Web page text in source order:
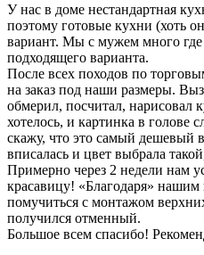
У нас в доме нестандартная
поэтому готовые кухни (хоть
вариант. Мы с мужем много
подходящего варианта.
После всех походов по
на заказ под наши размеры.
обмерил, посчитал, нарисовал
хотелось, и картинка в голове
скажу, что это самый дешевый
вписалась и цвет выбрала
Примерно через 2 недели нам
красавицу! «Благодаря»
помучиться с монтажом
получился отменный.
Большое всем спасибо!